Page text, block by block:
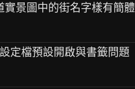
實景圖中的街名字樣有簡體
定檔預設開啟與書籤問題